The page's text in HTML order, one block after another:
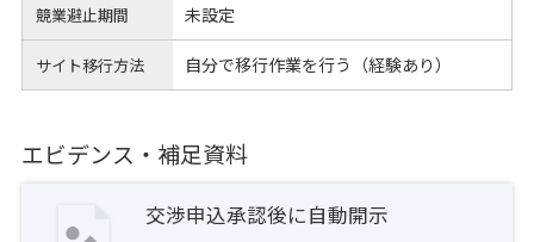
競業避止期間 未設定
サイト移行方法 自分で移行作業を行う（経験あり）
エビデンス・補足資料
交渉申込承認後に自動開示